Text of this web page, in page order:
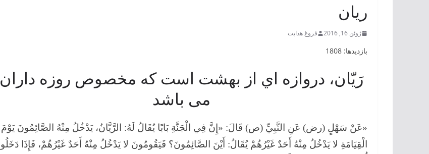
ريان
ژوئن 16, 2016 فروغ هدایت
بازدیدها: 1808
رَيّان، دروازه اي از بهشت است كه مخصوص روزه داران
می ‌باشد
«عَنْ سَهْلٍ (رض) عَنِ النَّبِيِّ (ص) قَالَ: «إِنَّ فِي الْجَنَّةِ بَابًا يُقَالُ لَهُ: الرَّيَّانُ، يَدْخُلُ مِنْهُ الصَّائِمُونَ يَوْمَ
الْقِيَامَةِ لا يَدْخُلُ مِنْهُ أَحَدٌ غَيْرُهُمْ يُقَالُ: أَيْنَ الصَّائِمُونَ؟ فَيَقُومُونَ لا يَدْخُلُ مِنْهُ أَحَدٌ غَيْرُهُمْ، فَإِذَا دَخَلُوا